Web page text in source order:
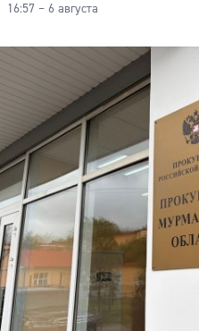
16:57 – 6 августа